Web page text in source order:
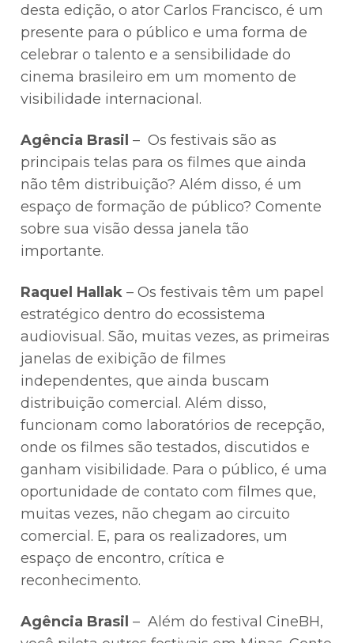
desta edição, o ator Carlos Francisco, é um
presente para o público e uma forma de
celebrar o talento e a sensibilidade do
cinema brasileiro em um momento de
visibilidade internacional.
Agência Brasil – ⁠ ⁠Os festivais são as
principais telas para os filmes que ainda
não têm distribuição? Além disso, é um
espaço de formação de público? Comente
sobre sua visão dessa janela tão
importante.
Raquel Hallak – Os festivais têm um papel
estratégico dentro do ecossistema
audiovisual. São, muitas vezes, as primeiras
janelas de exibição de filmes
independentes, que ainda buscam
distribuição comercial. Além disso,
funcionam como laboratórios de recepção,
onde os filmes são testados, discutidos e
ganham visibilidade. Para o público, é uma
oportunidade de contato com filmes que,
muitas vezes, não chegam ao circuito
comercial. E, para os realizadores, um
espaço de encontro, crítica e
reconhecimento.
Agência Brasil – ⁠ ⁠Além do festival CineBH,